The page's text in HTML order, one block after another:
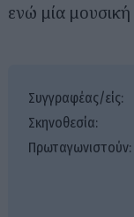
ενώ μία
Συγγραφέας/είς:
Σκηνοθεσία:
Πρωταγωνιστούν: